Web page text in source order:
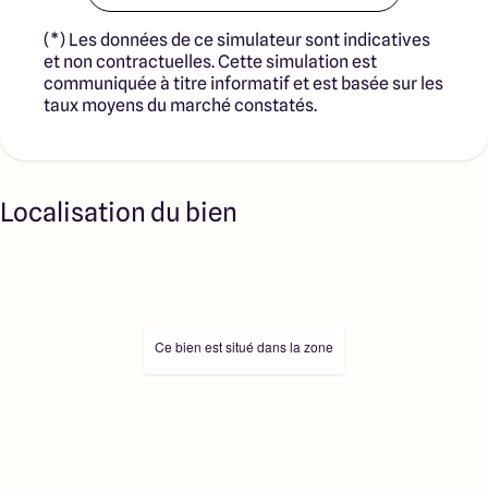
(*) Les données de ce simulateur sont indicatives
et non contractuelles. Cette simulation est
communiquée à titre informatif et est basée sur les
taux moyens du marché constatés.
Localisation du bien
Ce bien est situé dans la zone